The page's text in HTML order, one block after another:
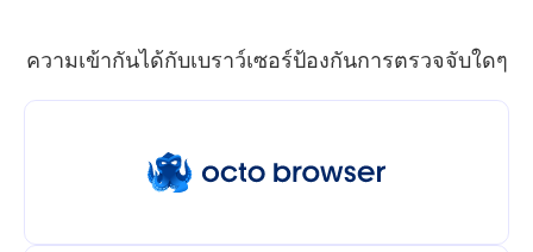
ความเข้ากันได้กับเบราว์เซอร์ป้องกันการตรวจจับใดๆ